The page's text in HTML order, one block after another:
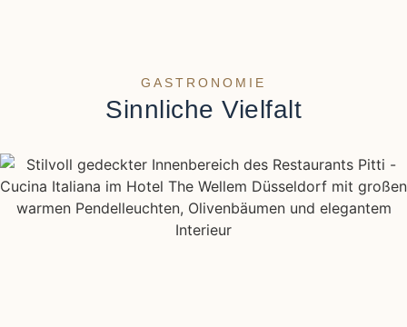
GASTRONOMIE
Sinnliche Vielfalt